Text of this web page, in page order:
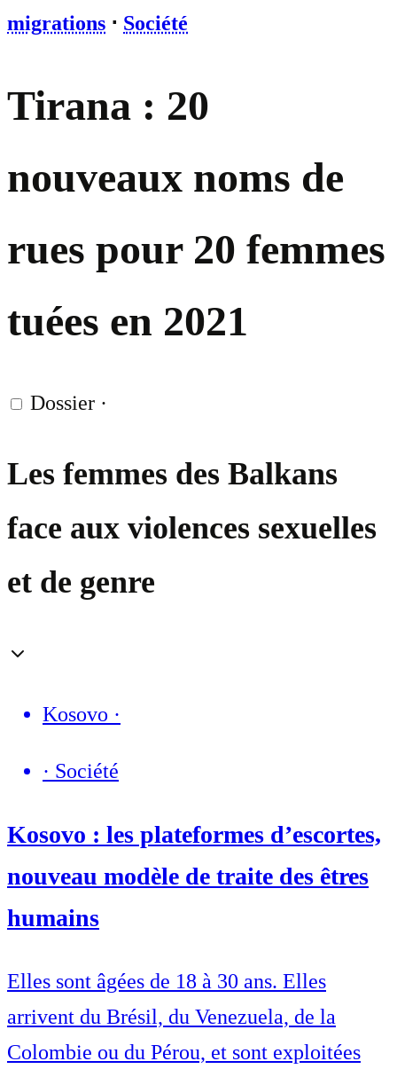
migrations ⋅ Société
Tirana : 20
nouveaux noms de
rues pour 20 femmes
tuées en 2021
Dossier ·
Les femmes des Balkans
face aux violences sexuelles
et de genre
Kosovo ·
· Société
Kosovo : les plateformes d’escortes,
nouveau modèle de traite des êtres
humains
Elles sont âgées de 18 à 30 ans. Elles
arrivent du Brésil, du Venezuela, de la
Colombie ou du Pérou, et sont exploitées